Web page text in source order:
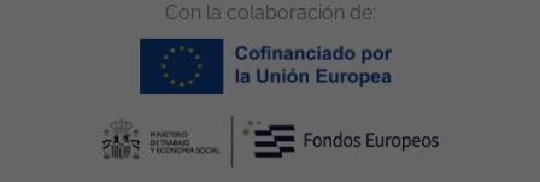
Con la colaboración de: